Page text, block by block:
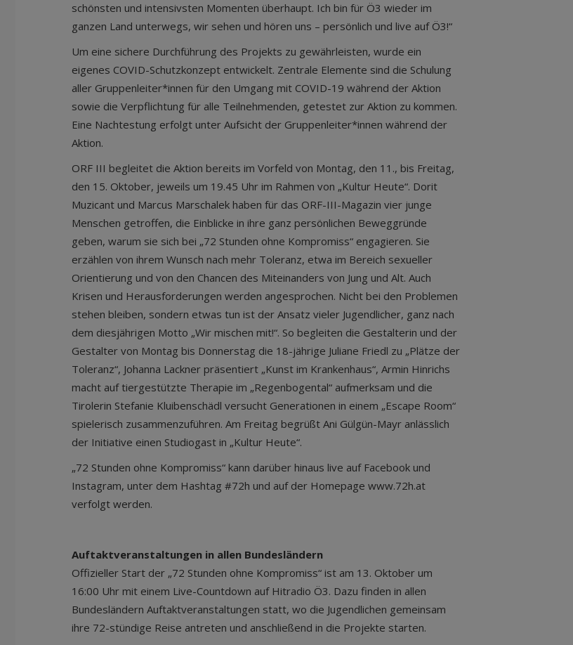
schönsten und intensivsten Momenten überhaupt. Ich bin für Ö3 wieder im
ganzen Land unterwegs, wir sehen und hören uns – persönlich und live auf Ö3!“
Um eine sichere Durchführung des Projekts zu gewährleisten, wurde ein
eigenes COVID-Schutzkonzept entwickelt. Zentrale Elemente sind die Schulung
aller Gruppenleiter*innen für den Umgang mit COVID-19 während der Aktion
sowie die Verpflichtung für alle Teilnehmenden, getestet zur Aktion zu kommen.
Eine Nachtestung erfolgt unter Aufsicht der Gruppenleiter*innen während der
Aktion.
ORF III begleitet die Aktion bereits im Vorfeld von Montag, den 11., bis Freitag,
den 15. Oktober, jeweils um 19.45 Uhr im Rahmen von „Kultur Heute“. Dorit
Muzicant und Marcus Marschalek haben für das ORF-III-Magazin vier junge
Menschen getroffen, die Einblicke in ihre ganz persönlichen Beweggründe
geben, warum sie sich bei „72 Stunden ohne Kompromiss“ engagieren. Sie
erzählen von ihrem Wunsch nach mehr Toleranz, etwa im Bereich sexueller
Orientierung und von den Chancen des Miteinanders von Jung und Alt. Auch
Krisen und Herausforderungen werden angesprochen. Nicht bei den Problemen
stehen bleiben, sondern etwas tun ist der Ansatz vieler Jugendlicher, ganz nach
dem diesjährigen Motto „Wir mischen mit!“. So begleiten die Gestalterin und der
Gestalter von Montag bis Donnerstag die 18-jährige Juliane Friedl zu „Plätze der
Toleranz“, Johanna Lackner präsentiert „Kunst im Krankenhaus“, Armin Hinrichs
macht auf tiergestützte Therapie im „Regenbogental“ aufmerksam und die
Tirolerin Stefanie Kluibenschädl versucht Generationen in einem „Escape Room“
spielerisch zusammenzuführen. Am Freitag begrüßt Ani Gülgün-Mayr anlässlich
der Initiative einen Studiogast in „Kultur Heute“.
„72 Stunden ohne Kompromiss“ kann darüber hinaus live auf Facebook und
Instagram, unter dem Hashtag #72h und auf der Homepage www.72h.at
verfolgt werden.
Auftaktveranstaltungen in allen Bundesländern
Offizieller Start der „72 Stunden ohne Kompromiss“ ist am 13. Oktober um
16:00 Uhr mit einem Live-Countdown auf Hitradio Ö3. Dazu finden in allen
Bundesländern Auftaktveranstaltungen statt, wo die Jugendlichen gemeinsam
ihre 72-stündige Reise antreten und anschließend in die Projekte starten.